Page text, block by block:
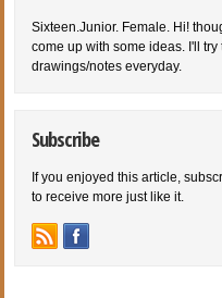
Sixteen.Junior. Female. Hi!
come up with some ideas. I'll
drawings/notes everyday.
Subscribe
If you enjoyed this article,
to receive more just like it.